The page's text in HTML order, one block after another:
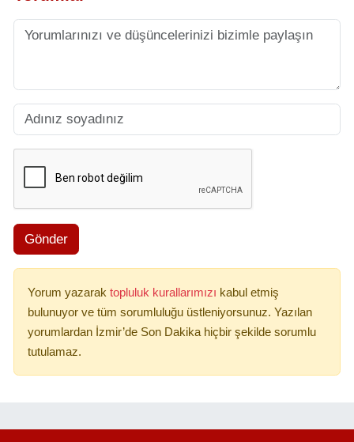
Gönder
Yorum yazarak topluluk kurallarımızı kabul etmiş
bulunuyor ve tüm sorumluluğu üstleniyorsunuz. Yazılan
yorumlardan İzmir’de Son Dakika hiçbir şekilde sorumlu
tutulamaz.